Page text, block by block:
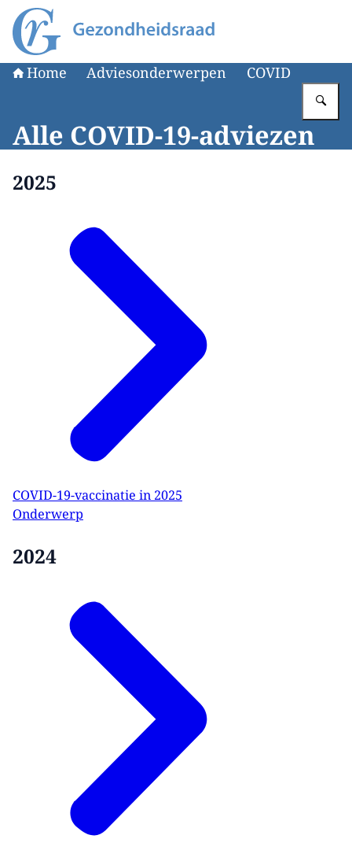
Naar de homepage van Gezondheidsraad
Home Adviesonderwerpen COVID
Alle COVID-19-adviezen
2025
COVID-19-vaccinatie in 2025
Onderwerp
2024